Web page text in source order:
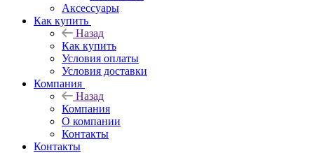
Аксессуары
Как купить
Назад
Как купить
Условия оплаты
Условия доставки
Компания
Назад
Компания
О компании
Контакты
Контакты